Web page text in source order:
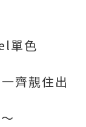
單色
齊靚住出